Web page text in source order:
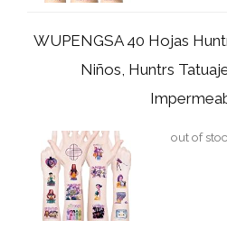
WUPENGSA 40 Hojas
Niños, Huntrs
out of